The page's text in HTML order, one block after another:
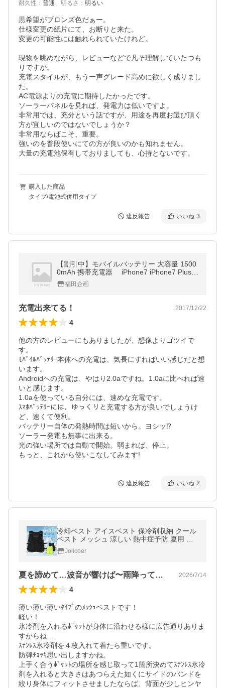
耐久性 ： 普通、 明るさ ： 明るい
黒希望がブロンズ色だぁー。
仕様変更の紙片にて、お断りと来た。
変更の可能性には触れられていたけれど。
現物を眺めながら、レビューなどで凡そ理解していたつも
りですが。
充電スタイルが、もう一声グレード高めに欲しく成りまし
た。
AC電源よりの充電に期待したかったです。
ソーラーパネルを見れば、発電力は低いですよ。
非常用では、充分という話ですが、用途を再度お選び頂く
方が宜しいのではないでしょうか？
非常用ならばこそ、重要。
強いのを普段使いにての方が良いのかも知れません。
大量の充電池保有しておりましても、心持とないです。
購入した商品
タイプ/電池式併用タイプ
違反報告 いいね 3
【割引中】モバイルバッテリー 大容量 1500
0mAh 携帯充電器 iPhone7 iPhone7 Plusア
ウトドア 薄型 軽量 2台同時充電 急速 LEDラ
イト付
福田企画
充電出来てる！ 2017/12/22
4
他の方のレビューにもありましたが、想像よりゴツイで
す。
ﾓﾊﾞｲﾙﾊﾞｯﾃﾘｰ本体への充電は、気長にすればいい感じだと想
います。
Androidへの充電は、やはり2.0aですね。1.0aに比べれば速
いと感じます。
1.0aを使っている自分には、速めな充電です。
ｽﾏﾎﾊﾞｯﾃﾘｰには、ゆっくりと充電する方が良いでしょうけ
ど、速くて便利。
バッテリー自体の発熱時間は短いから。ヨシッ⁉
ソーラー発電も無事に出来る。
光の強い場所では自動で開始。弱まれば、停止。
もっと、これから使いこなしてみます!
違反報告 いいね 2
冷却ベスト アイスベスト 保冷剤収納 クール
ベスト メッシュ 涼しい 熱中症予防 夏用 保
冷グッズ 仕事用 作業着 キャンプ ゴルフ 運
動会 現場作業 フリーサイズ
Jolicoer
夏を諦めて…波音が響けば〜雨降って蒸し暑 2026/7/14
4
薄い薄い薄いﾀｲﾌﾟのﾒｯｼｭベストです！
軽い！
氷冷剤を入れるﾎﾟｹｯﾄが身体に沿わせる様に広告通りありま
すからね…
ｽﾃﾝﾚｽ氷冷剤を４枚入れて着たら重いです。
防弾ﾁｮｯｷ思い出しますかね。
上手く合うﾎﾟｹｯﾄの場所を感じ取って1箇所決めてｽﾃﾝﾚｽ氷冷
剤を入れると大きさはあつらえた如くにサイドのバンドを
絞り身体にフィットさせましたならば、背面が少しヒンヤ